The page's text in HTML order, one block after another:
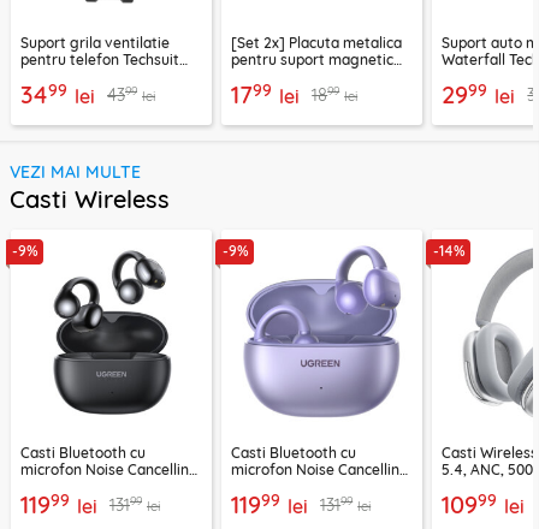
Suport grila ventilatie
pentru telefon Techsuit
3499 lei 4399 lei
[Set 2x] Placuta metalica
pentru suport magnetic
negru
1799 lei 1899 lei
Suport auto
Waterfall
2999 lei
VEZI MAI MULTE
Casti Wireless
-9%
Casti Bluetooth cu
microfon Noise Cancelling
11999 lei 13199 lei
-9%
Casti Bluetooth cu
microfon Noise Cancelling
11999 lei 13199 lei
-14%
Casti
5.4, ANC,
10999 lei